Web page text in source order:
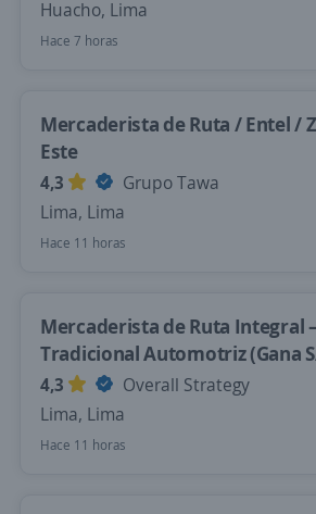
Huacho, Lima
Hace 7 horas
Mercaderista de Ruta / Entel /
Este
4,3
Grupo Tawa
Lima, Lima
Hace 11 horas
Mercaderista de Ruta Integral
Tradicional Automotriz (Gana
4,3
Overall Strategy
Lima, Lima
Hace 11 horas